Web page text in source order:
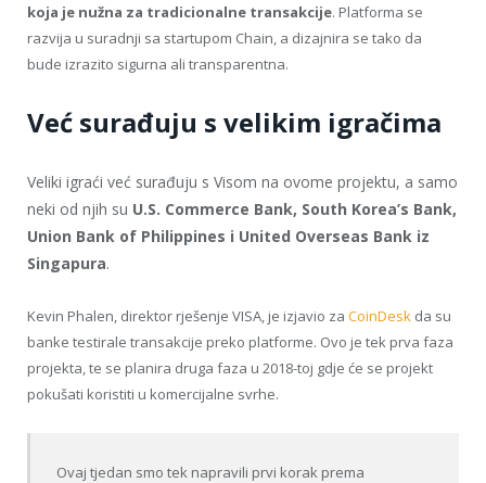
koja je nužna za tradicionalne transakcije. Platforma se
razvija u suradnji sa startupom Chain, a dizajnira se tako da
bude izrazito sigurna ali transparentna.
Već surađuju s velikim igračima
Veliki igraći već surađuju s Visom na ovome projektu, a samo
neki od njih su U.S. Commerce Bank, South Korea’s Bank,
Union Bank of Philippines i United Overseas Bank iz
Singapura.
Kevin Phalen, direktor rješenje VISA, je izjavio za CoinDesk da su
banke testirale transakcije preko platforme. Ovo je tek prva faza
projekta, te se planira druga faza u 2018-toj gdje će se projekt
pokušati koristiti u komercijalne svrhe.
Ovaj tjedan smo tek napravili prvi korak prema